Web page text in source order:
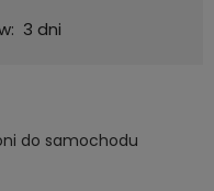
12,00 zł
do samochodu